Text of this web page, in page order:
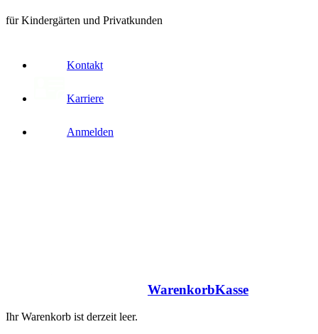
für Kindergärten und Privatkunden
Kontakt
Karriere
Anmelden
WarenkorbKasse
Ihr Warenkorb ist derzeit leer.